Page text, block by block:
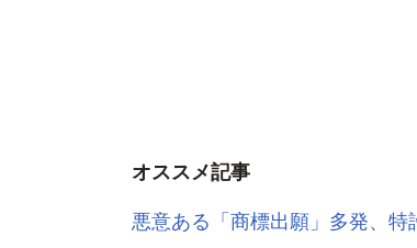
オススメ記事
悪意ある「商標出願」多発、